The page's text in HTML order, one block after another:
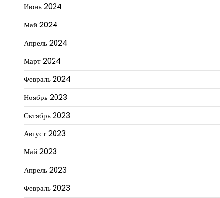
Июнь 2024
Май 2024
Апрель 2024
Март 2024
Февраль 2024
Ноябрь 2023
Октябрь 2023
Август 2023
Май 2023
Апрель 2023
Февраль 2023